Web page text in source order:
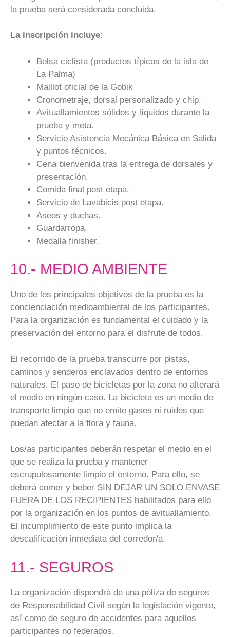
la prueba será considerada concluida.
La inscripción incluye:
Bolsa ciclista (productos típicos de la isla de
La Palma)
Maillot oficial de la Gobik
Cronometraje, dorsal personalizado y chip.
Avituallamientos sólidos y líquidos durante la
prueba y meta.
Servicio Asistencia Mecánica Básica en Salida
y puntos técnicos.
Cena bienvenida tras la entrega de dorsales y
presentación.
Comida final post etapa.
Servicio de Lavabicis post etapa.
Aseos y duchas.
Guardarropa.
Medalla finisher.
10.- MEDIO AMBIENTE
Uno de los principales objetivos de la prueba es la
concienciación medioambiental de los participantes.
Para la organización es fundamental el cuidado y la
preservación del entorno para el disfrute de todos.
El recorrido de la prueba transcurre por pistas,
caminos y senderos enclavados dentro de entornos
naturales. El paso de bicicletas por la zona no alterará
el medio en ningún caso. La bicicleta es un medio de
transporte limpio que no emite gases ni ruidos que
puedan afectar a la flora y fauna.
Los/as participantes deberán respetar el medio en el
que se realiza la prueba y mantener
escrupulosamente limpio el entorno. Para ello, se
deberá comer y beber SIN DEJAR UN SOLO ENVASE
FUERA DE LOS RECIPIENTES habilitados para ello
por la organización en los puntos de avituallamiento.
El incumplimiento de este punto implica la
descalificación inmediata del corredor/a.
11.- SEGUROS
La organización dispondrá de una póliza de seguros
de Responsabilidad Civil según la legislación vigente,
así como de seguro de accidentes para aquellos
participantes no federados.